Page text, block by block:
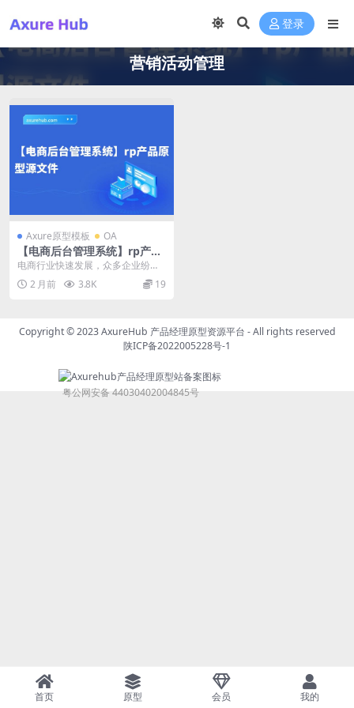
登录
营销活动管理
Axure原型模板 OA
【电商后台管理系统】rp产品
原型源文件
电商行业快速发展，众多企业纷纷
进入电商领域，但如何高效管理和
运营电商平台成为了挑...
2 月前 3.8K 19
Copyright © 2023AxureHub 产品经理原型资源平台 - All rights reserved
陕ICP备2022005228号-1
粤公网安备 44030402004845号
首页 原型 会员 我的